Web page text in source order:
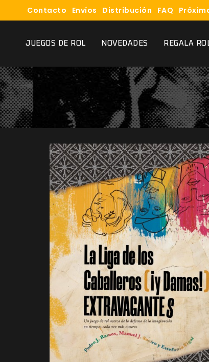
Contacto Envíos Distribución FAQ
JUEGOS DE ROL NOVEDADES REGALA